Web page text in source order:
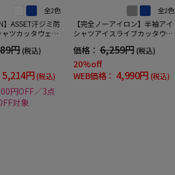
全2色
】ASSET汗ジミ防
ツカッタウェイ
円(税込)
5,214円(税込)
円OFF／3点
対象
全2色
【完全ノーアイロン】半袖アイ
シャツアイスライブカッタウェ
態安定ストレッチ吸汗速乾ニッ
ト素材春夏
価格： 6,259円 (税込)
20%off
WEB価格： 4,990円 (税込)